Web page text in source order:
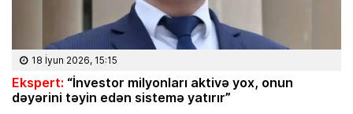
18 İyun 2026, 15:15
Ekspert: “İnvestor milyonları aktivə yox, onun
dəyərini təyin edən sistemə yatırır”